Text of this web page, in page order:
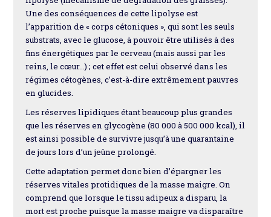
Une des conséquences de cette lipolyse est
l’apparition de « corps cétoniques », qui sont les seuls
substrats, avec le glucose, à pouvoir être utilisés à des
fins énergétiques par le cerveau (mais aussi par les
reins, le cœur…) ; cet effet est celui observé dans les
régimes cétogènes, c’est-à-dire extrêmement pauvres
en glucides.
Les réserves lipidiques étant beaucoup plus grandes
que les réserves en glycogène (80 000 à 500 000 kcal), il
est ainsi possible de survivre jusqu’à une quarantaine
de jours lors d’un jeûne prolongé.
Cette adaptation permet donc bien d’épargner les
réserves vitales protidiques de la masse maigre. On
comprend que lorsque le tissu adipeux a disparu, la
mort est proche puisque la masse maigre va disparaître